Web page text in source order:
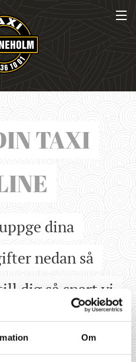
Om
TAXI
dina
nedan så
dig så snart vi
klar när ni har
oss via sms.